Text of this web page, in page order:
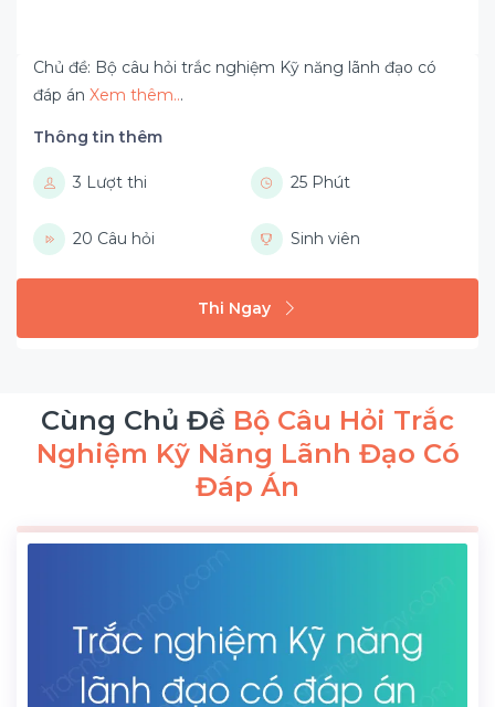
Chủ đề: Bộ câu hỏi trắc nghiệm Kỹ năng lãnh đạo có
đáp án Xem thêm...
Thông tin thêm
3 Lượt thi 25 Phút
20 Câu hỏi Sinh viên
Thi Ngay
Cùng Chủ Đề Bộ Câu Hỏi Trắc
Nghiệm Kỹ Năng Lãnh Đạo Có
Đáp Án